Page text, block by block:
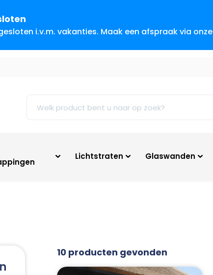
i.v.m. vakanties. Maak een afspraak via onze
Lichtstraten Glaswanden
10 producten gevonden